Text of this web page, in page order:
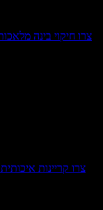
צרו חיקוי בינה
צרו קריינות